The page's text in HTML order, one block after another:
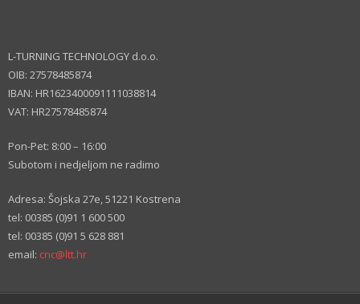
L-TURNING TECHNOLOGY d.o.o.
OIB: 27578485874
IBAN: HR1623400091111038814
VAT: HR27578485874
Pon-Pet: 8:00 – 16:00
Subotom i nedjeljom ne radimo
Adresa: Šojska 27e, 51221 Kostrena
tel: 00385 (0)91 1 600 500
tel: 00385 (0)91 5 628 881
email: cnc@ltt.hr